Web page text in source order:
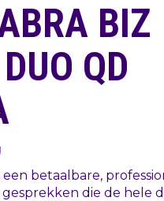
BIZ
QD
een betaalbare,
gesprekken die de hele